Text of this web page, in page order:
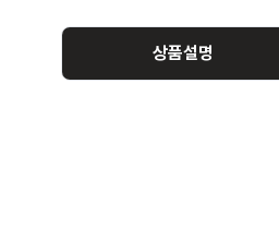
상품설명